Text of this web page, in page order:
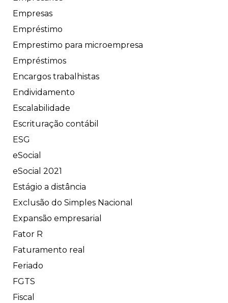
Empresas
Empréstimo
Emprestimo para microempresa
Empréstimos
Encargos trabalhistas
Endividamento
Escalabilidade
Escrituração contábil
ESG
eSocial
eSocial 2021
Estágio a distância
Exclusão do Simples Nacional
Expansão empresarial
Fator R
Faturamento real
Feriado
FGTS
Fiscal